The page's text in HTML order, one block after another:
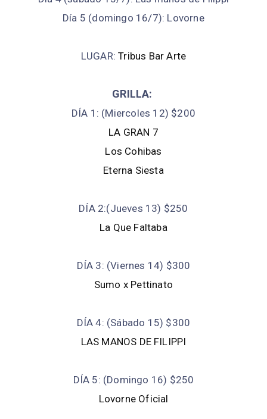
Día 5 (domingo 16/7): Lovorne
LUGAR:Tribus Bar Arte
GRILLA:
DÍA 1: (Miercoles 12) $200
LA GRAN 7
Los Cohibas
Eterna Siesta
DÍA 2:(Jueves 13) $250
La Que Faltaba
DÍA 3: (Viernes 14) $300
Sumo x Pettinato
DÍA 4: (Sábado 15) $300
LAS MANOS DE FILIPPI
DÍA 5: (Domingo 16) $250
Lovorne Oficial